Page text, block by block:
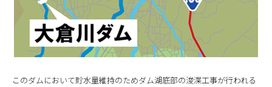
このダムにおいて貯水量維持のためダム湖底部の浚渫工事が行われる